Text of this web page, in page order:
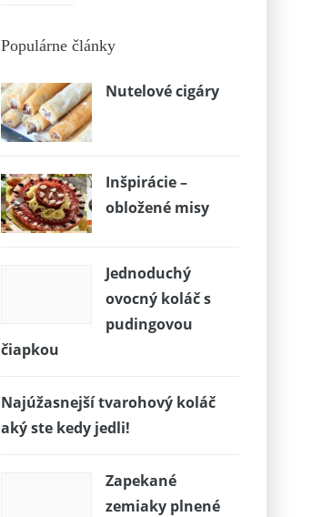
Populárne články
Nutelové cigáry
Inšpirácie –
obložené misy
Jednoduchý
ovocný koláč s
pudingovou
čiapkou
Najúžasnejší tvarohový koláč
aký ste kedy jedli!
Zapekané
zemiaky plnené